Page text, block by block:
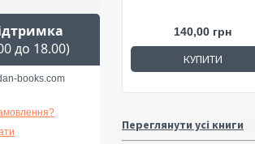
до 18.00)
books.com
140,00 грн
КУПИТИ
Переглянути усі книги